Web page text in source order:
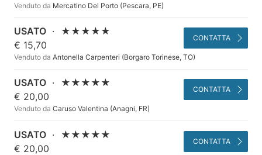
Venduto da Mercatino Del Porto (Pescara, PE)
USATO ·
★★★★★
€ 15,70
Venduto da Antonella Carpenteri (Borgaro Torinese, TO)
CONTATTA
USATO ·
★★★★★
€ 20,00
Venduto da Caruso Valentina (Anagni, FR)
CONTATTA
USATO ·
★★★★★
€ 20,00
CONTATTA